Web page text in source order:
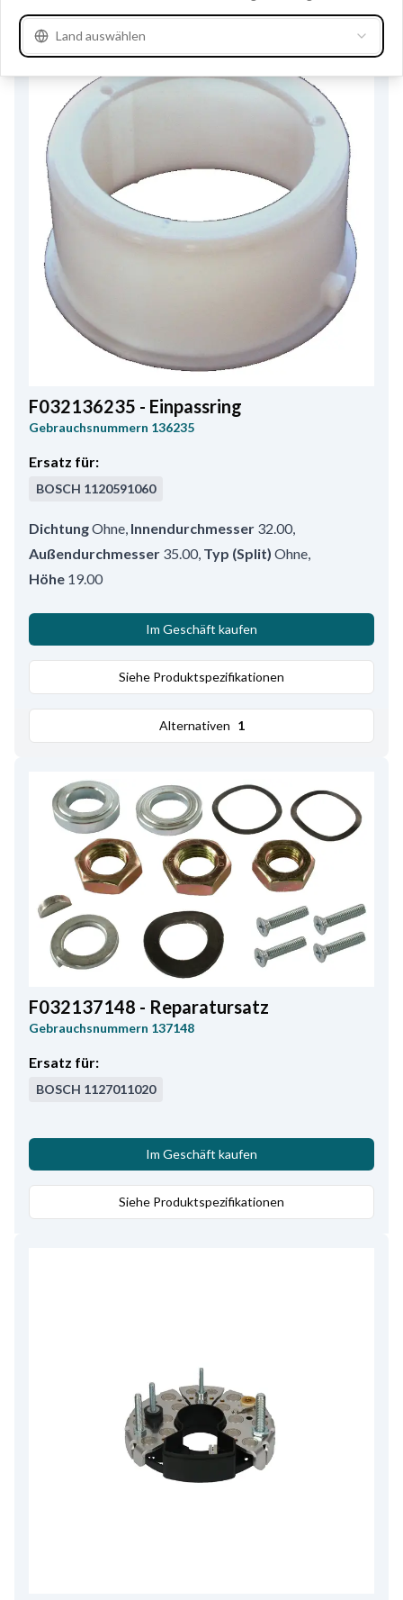
F032136235 - Einpassring
Gebrauchsnummern 136235
Ersatz für:
BOSCH 1120591060
DichtungOhne, Innendurchmesser 32.00,
Außendurchmesser 35.00, Typ (Split) Ohne,
Höhe 19.00
Im Geschäft kaufen
Siehe Produktspezifikationen
Alternativen 1
F032137148 - Reparatursatz
Gebrauchsnummern 137148
Ersatz für:
BOSCH 1127011020
Im Geschäft kaufen
Siehe Produktspezifikationen
Land auswählen